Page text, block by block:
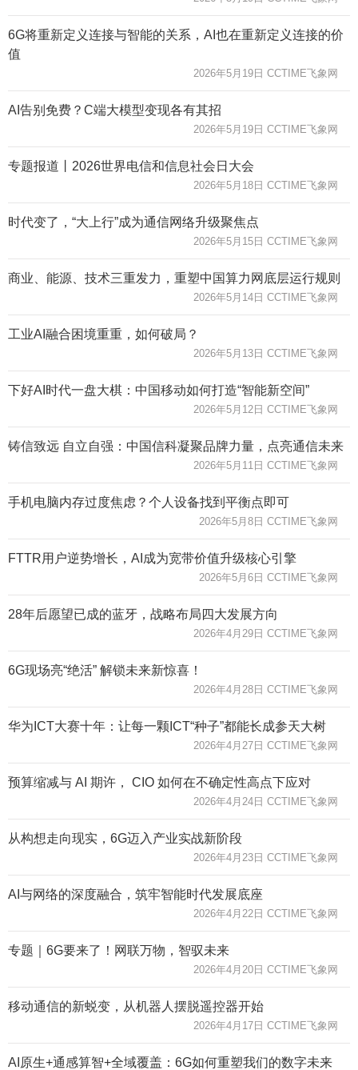
6G将重新定义连接与智能的关系，AI也在重新定义连接的价
值
2026年5月19日 CCTIME飞象网
AI告别免费？C端大模型变现各有其招​
2026年5月19日 CCTIME飞象网
专题报道丨2026世界电信和信息社会日大会
2026年5月18日 CCTIME飞象网
时代变了，“大上行”成为通信网络升级聚焦点
2026年5月15日 CCTIME飞象网
商业、能源、技术三重发力，重塑中国算力网底层运行规则
2026年5月14日 CCTIME飞象网
工业AI融合困境重重，如何破局？
2026年5月13日 CCTIME飞象网
下好AI时代一盘大棋：中国移动如何打造“智能新空间”
2026年5月12日 CCTIME飞象网
铸信致远 自立自强：中国信科凝聚品牌力量，点亮通信未来
2026年5月11日 CCTIME飞象网
手机电脑内存过度焦虑？个人设备找到平衡点即可
2026年5月8日 CCTIME飞象网
FTTR用户逆势增长，AI成为宽带价值升级核心引擎
2026年5月6日 CCTIME飞象网
28年后愿望已成的蓝牙，战略布局四大发展方向
2026年4月29日 CCTIME飞象网
6G现场亮“绝活” 解锁未来新惊喜！
2026年4月28日 CCTIME飞象网
华为ICT大赛十年：让每一颗ICT“种子”都能长成参天大树
2026年4月27日 CCTIME飞象网
预算缩减与 AI 期许， CIO 如何在不确定性高点下应对
2026年4月24日 CCTIME飞象网
从构想走向现实，6G迈入产业实战新阶段
2026年4月23日 CCTIME飞象网
AI与网络的深度融合，筑牢智能时代发展底座
2026年4月22日 CCTIME飞象网
专题｜6G要来了！网联万物，智驭未来
2026年4月20日 CCTIME飞象网
移动通信的新蜕变，从机器人摆脱遥控器开始
2026年4月17日 CCTIME飞象网
AI原生+通感算智+全域覆盖：6G如何重塑我们的数字未来